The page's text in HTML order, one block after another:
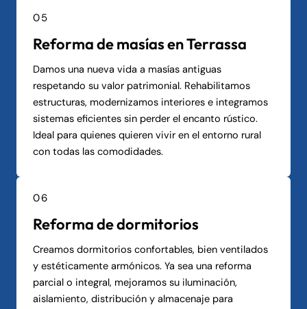
05
Reforma de masías en Terrassa
Damos una nueva vida a masías antiguas
respetando su valor patrimonial. Rehabilitamos
estructuras, modernizamos interiores e integramos
sistemas eficientes sin perder el encanto rústico.
Ideal para quienes quieren vivir en el entorno rural
con todas las comodidades.
06
Reforma de dormitorios
Creamos dormitorios confortables, bien ventilados
y estéticamente armónicos. Ya sea una reforma
parcial o integral, mejoramos su iluminación,
aislamiento, distribución y almacenaje para